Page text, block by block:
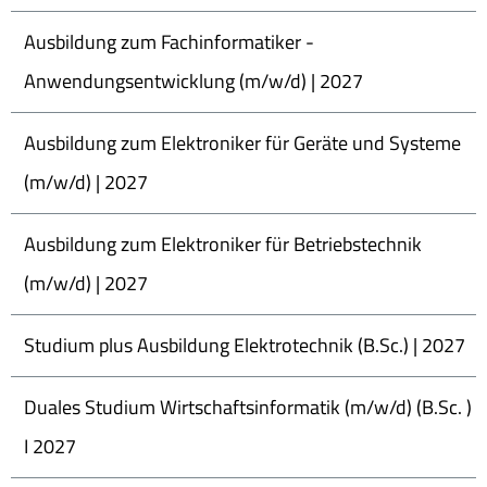
Ausbildung zum Fachinformatiker -
Anwendungsentwicklung (m/w/d) | 2027
Ausbildung zum Elektroniker für Geräte und Systeme
(m/w/d) | 2027
Ausbildung zum Elektroniker für Betriebstechnik
(m/w/d) | 2027
Studium plus Ausbildung Elektrotechnik (B.Sc.) | 2027
Duales Studium Wirtschaftsinformatik (m/w/d) (B.Sc. )
I 2027